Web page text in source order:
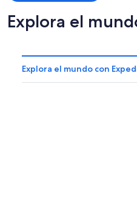
Explora el
Explora el mundo con